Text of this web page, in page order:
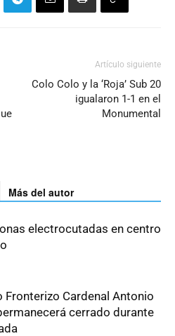
Artículo siguiente
Colo Colo y la ‘Roja’ Sub 20
igualaron 1-1 en el
Monumental
Más del autor
electrocutadas en centro
Fronterizo Cardenal Antonio
cerrado durante